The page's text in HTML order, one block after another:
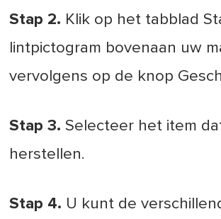
Stap 2. Klik op het tabblad
lintpictogram bovenaan uw
vervolgens op de knop
Stap 3.Selecteer het item
herstellen.
Stap 4. U kunt de